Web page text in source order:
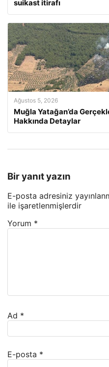
suikast itirafı
Ağustos 5, 2026
Muğla Yatağan’da
Hakkında Detaylar
Bir yanıt yazın
E-posta adresiniz
ile işaretlenmişlerdir
Yorum *
Ad *
E-posta *